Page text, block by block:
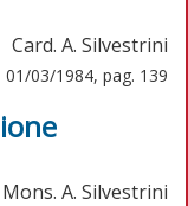
Card. A. Silvestrini
03/1984, pag. 139
Mons. A. Silvestrini